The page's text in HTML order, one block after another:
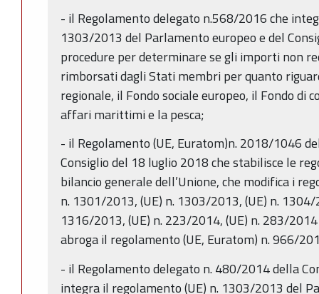
- il Regolamento delegato n.568/2016 che
1303/2013 del Parlamento europeo e del
procedure per determinare se gli importi non
rimborsati dagli Stati membri per quanto
regionale, il Fondo sociale europeo, il Fondo di
affari marittimi e la pesca;
- il Regolamento (UE, Euratom)n. 2018/1046
Consiglio del 18 luglio 2018 che stabilisce le
bilancio generale dell’Unione, che modifica i
n. 1301/2013, (UE) n. 1303/2013, (UE) n.
1316/2013, (UE) n. 223/2014, (UE) n. 283/
abroga il regolamento (UE, Euratom) n. 966/
- il Regolamento delegato n. 480/2014 della
integra il regolamento (UE) n. 1303/2013 del